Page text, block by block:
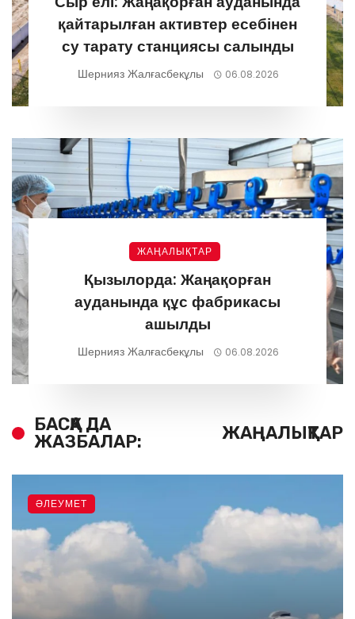
қайтарылған активтер есебінен
су тарату станциясы салынды
Шернияз Жалғасбекұлы 06.08.2026
ЖАҢАЛЫҚТАР
Қызылорда: Жаңақорған
ауданында құс фабрикасы
ашылды
Шернияз Жалғасбекұлы 06.08.2026
БАСҚА ДА
ЖАЗБАЛАР:
ЖАҢАЛЫҚТАР
ӘЛЕУМЕТ